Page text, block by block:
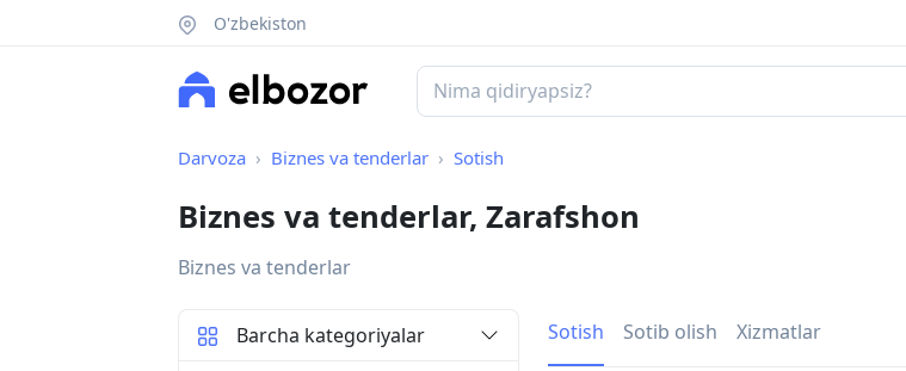
O'zbekiston
Darvoza Biznes va tenderlar Sotish
Biznes va tenderlar, Zarafshon
Biznes va tenderlar
Sotish Sotib olish Xizmatlar
Barcha kategoriyalar